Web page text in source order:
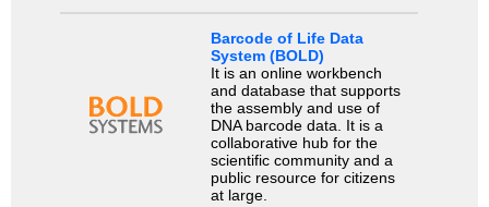
Barcode of Life Data
System (BOLD)
It is an online workbench
and database that supports
the assembly and use of
DNA barcode data. It is a
collaborative hub for the
scientific community and a
public resource for citizens
at large.